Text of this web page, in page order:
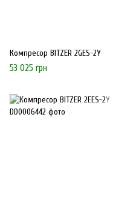
Компресор BITZER 2GES-2Y
53 025 грн